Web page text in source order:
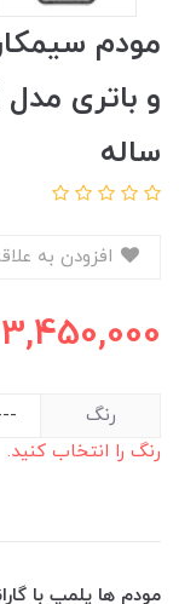
ساله
3,450,000
رنگ
رنگ را انتخاب کنید.
مودم ها پلمپ با گارانتی ۳ ساله